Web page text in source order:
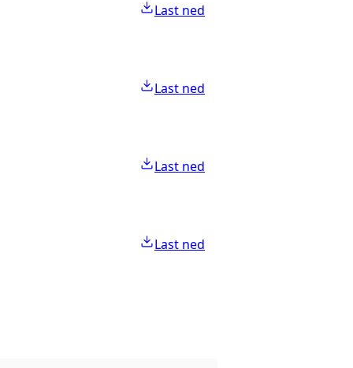
Last ned
Last ned
Last ned
Last ned